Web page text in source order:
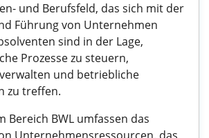
und Berufsfeld, das sich mit der
Führung von Unternehmen
sind in der Lage,
Prozesse zu steuern,
und betriebliche
zu treffen.
Bereich BWL umfassen das